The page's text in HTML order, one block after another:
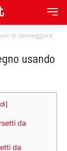
di danneggiare
usando
]
da
da